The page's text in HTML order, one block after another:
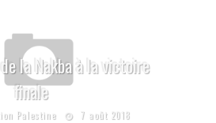
de la Nakba à la victoire
finale
Palestine 7 août 2018